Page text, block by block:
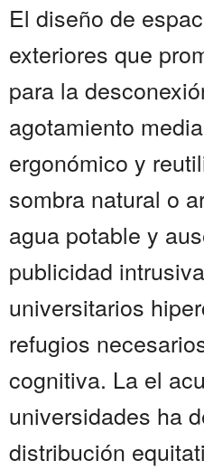
El diseño de
exteriores que
para la
agotamiento
ergonómico y
sombra natural o
agua potable y
publicidad
universitarios
refugios
cognitiva. La el
universidades ha
distribución